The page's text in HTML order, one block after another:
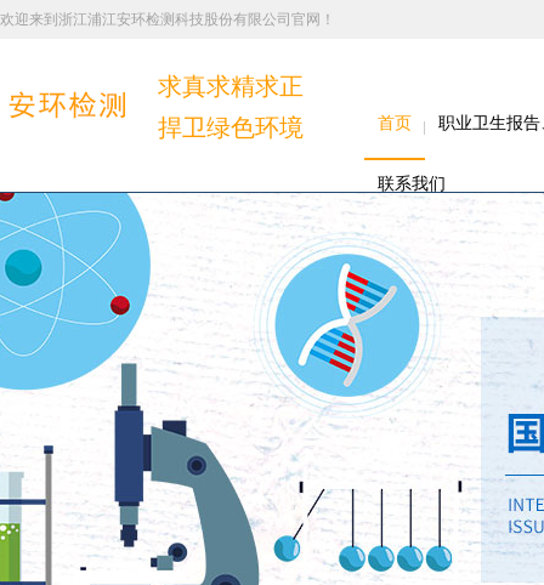
欢迎来到浙江浦江安环检测科技股份有限公司官网！
求真求精求正
捍卫绿色环境
首页 职业卫生报
联系我们